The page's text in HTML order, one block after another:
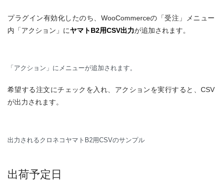
プラグイン有効化したのち、WooCommerceの「受注」メニュー
内「アクション」にヤマトB2用CSV出力が追加されます。
「アクション」にメニューが追加されます。
希望する注文にチェックを入れ、アクションを実行すると、CSV
が出力されます。
出力されるクロネコヤマトB2用CSVのサンプル
出荷予定日